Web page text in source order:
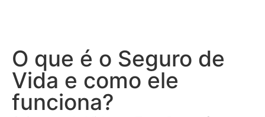
O que é o Seguro de
Vida e como ele
funciona?